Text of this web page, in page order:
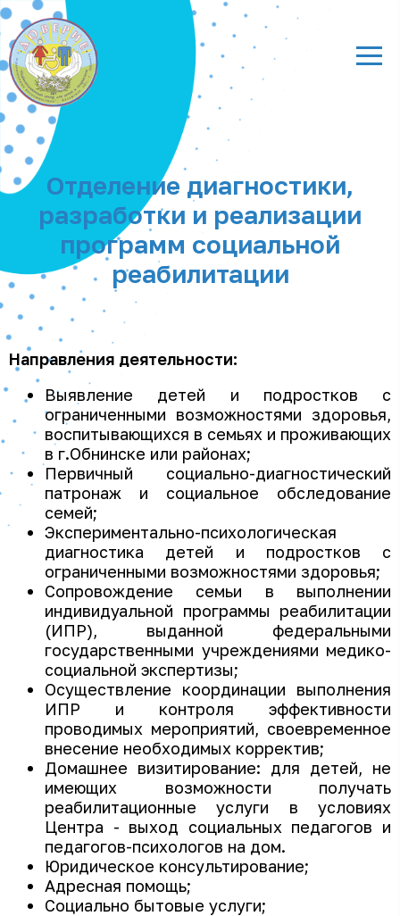
Отделение диагностики,
разработки и реализации
программ социальной
реабилитации
Направления деятельности:
Выявление детей и подростков с
ограниченными возможностями здоровья,
воспитывающихся в семьях и проживающих
в г.Обнинске или районах;
Первичный социально-диагностический
патронаж и социальное обследование
семей;
Экспериментально-психологическая
диагностика детей и подростков с
ограниченными возможностями здоровья;
Сопровождение семьи в выполнении
индивидуальной программы реабилитации
(ИПР), выданной федеральными
государственными учреждениями медико-
социальной экспертизы;
Осуществление координации выполнения
ИПР и контроля эффективности
проводимых мероприятий, своевременное
внесение необходимых корректив;
Домашнее визитирование: для детей, не
имеющих возможности получать
реабилитационные услуги в условиях
Центра - выход социальных педагогов и
педагогов-психологов на дом.
Юридическое консультирование;
Адресная помощь;
Социально бытовые услуги;